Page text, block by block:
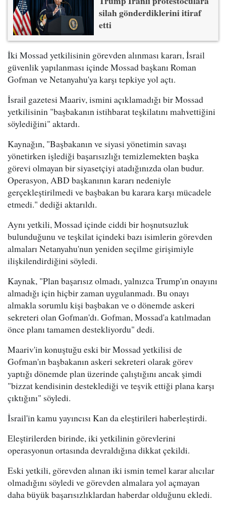
silah gönderdiklerini itiraf
etti
İki Mossad yetkilisinin görevden alınması kararı, İsrail
güvenlik yapılanması içinde Mossad başkanı Roman
Gofman ve Netanyahu'ya karşı tepkiye yol açtı.
İsrail gazetesi Maariv, ismini açıklamadığı bir Mossad
yetkilisinin "başbakanın istihbarat teşkilatını mahvettiğini
söylediğini" aktardı.
Kaynağın, "Başbakanın ve siyasi yönetimin savaşı
yönetirken işlediği başarısızlığı temizlemekten başka
görevi olmayan bir siyasetçiyi atadığınızda olan budur.
Operasyon, ABD başkanının kararı nedeniyle
gerçekleştirilmedi ve başbakan bu karara karşı mücadele
etmedi." dediği aktarıldı.
Aynı yetkili, Mossad içinde ciddi bir hoşnutsuzluk
bulunduğunu ve teşkilat içindeki bazı isimlerin görevden
almaları Netanyahu'nun yeniden seçilme girişimiyle
ilişkilendirdiğini söyledi.
Kaynak, "Plan başarısız olmadı, yalnızca Trump'ın onayını
almadığı için hiçbir zaman uygulanmadı. Bu onayı
almakla sorumlu kişi başbakan ve o dönemde askeri
sekreteri olan Gofman'dı. Gofman, Mossad'a katılmadan
önce planı tamamen destekliyordu" dedi.
Maariv'in konuştuğu eski bir Mossad yetkilisi de
Gofman'ın başbakanın askeri sekreteri olarak görev
yaptığı dönemde plan üzerinde çalıştığını ancak şimdi
"bizzat kendisinin desteklediği ve teşvik ettiği plana karşı
çıktığını" söyledi.
İsrail'in kamu yayıncısı Kan da eleştirileri haberleştirdi.
Eleştirilerden birinde, iki yetkilinin görevlerini
operasyonun ortasında devraldığına dikkat çekildi.
Eski yetkili, görevden alınan iki ismin temel karar alıcılar
olmadığını söyledi ve görevden almalara yol açmayan
daha büyük başarısızlıklardan haberdar olduğunu ekledi.